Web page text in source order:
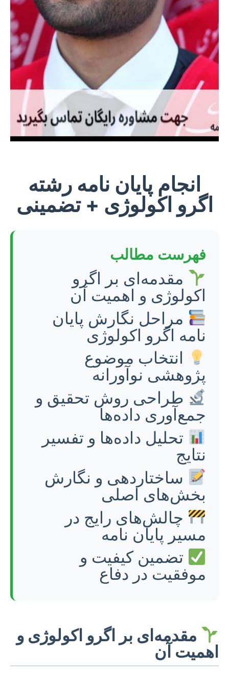
انجام پایان نامه رشته
اگرو اکولوژی + تضمینی
فهرست مطالب
مقدمه‌ای بر اگرو
اکولوژی و اهمیت آن
مراحل نگارش پایان
نامه اگرو اکولوژی
انتخاب موضوع
پژوهشی نوآورانه
طراحی روش تحقیق و
جمع‌آوری داده‌ها
تحلیل داده‌ها و تفسیر
نتایج
ساختاردهی و نگارش
بخش‌های اصلی
چالش‌های رایج در
مسیر پایان نامه
تضمین کیفیت و
موفقیت در دفاع
مقدمه‌ای بر اگرو اکولوژی و
اهمیت آن